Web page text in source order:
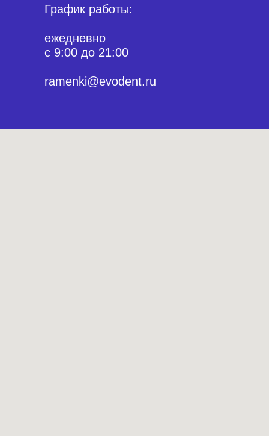
График работы:
ежедневно
с 9:00 до 21:00
ramenki@evodent.ru